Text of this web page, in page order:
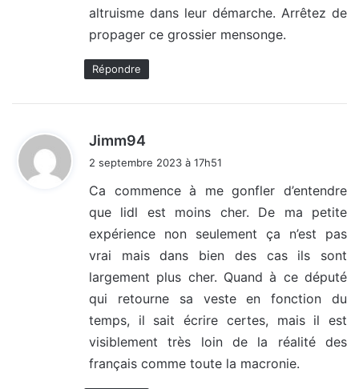
altruisme dans leur démarche. Arrêtez de
propager ce grossier mensonge.
Répondre
Jimm94
:
2 septembre 2023 à 17h51
Ca commence à me gonfler d’entendre
que lidl est moins cher. De ma petite
expérience non seulement ça n’est pas
vrai mais dans bien des cas ils sont
largement plus cher. Quand à ce député
qui retourne sa veste en fonction du
temps, il sait écrire certes, mais il est
visiblement très loin de la réalité des
français comme toute la macronie.